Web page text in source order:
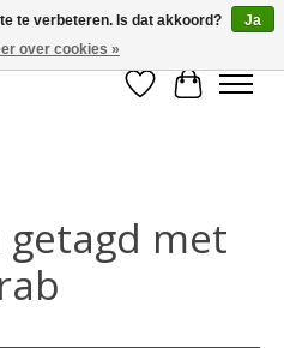
Verlanglijst
met
te verbeteren. Is dat akkoord?
Ja
over cookies »